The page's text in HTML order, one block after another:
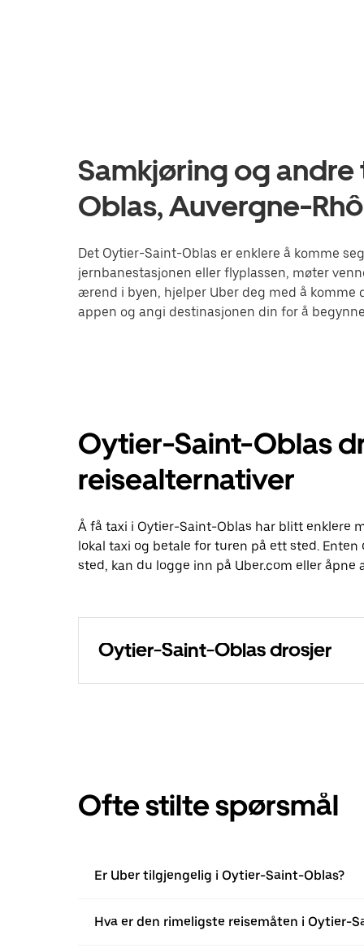
Samkjøring og
Oblas, Auvergne-
Det Oytier-Saint-Oblas er enklere å komme
jernbanestasjonen eller flyplassen, møter
ærend i byen, hjelper Uber deg med å komme
appen og angi destinasjonen din for å
Oytier-Saint-Oblas
reisealternativer
Å få taxi i Oytier-Saint-Oblas har blitt enklere
lokal taxi og betale for turen på ett sted.
sted, kan du logge inn på Uber.com eller
Oytier-Saint-Oblas drosjer
Ofte stilte spørsmål
Er Uber tilgjengelig i Oytier-Saint-Oblas?
Hva er den rimeligste reisemåten i Oytier-